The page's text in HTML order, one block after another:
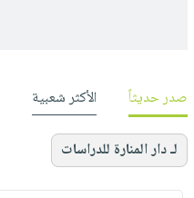
صدر حديثاً الأكثر شعبية
لـ دار المنارة للدراسات